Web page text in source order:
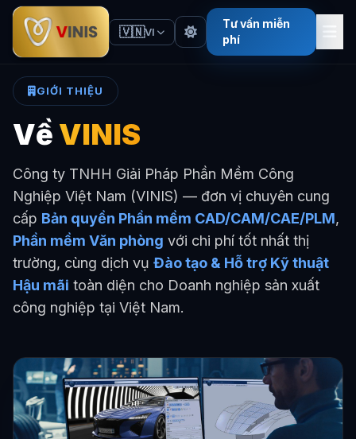
🇻🇳VI
Tư vấn miễn
phí
GIỚI THIỆU
Về VINIS
Công ty TNHH Giải Pháp Phần Mềm Công
Nghiệp Việt Nam (VINIS) — đơn vị chuyên cung
cấp Bản quyền Phần mềm CAD/CAM/CAE/PLM,
Phần mềm Văn phòng với chi phí tốt nhất thị
trường, cùng dịch vụ Đào tạo & Hỗ trợ Kỹ thuật
Hậu mãi toàn diện cho Doanh nghiệp sản xuất
công nghiệp tại Việt Nam.